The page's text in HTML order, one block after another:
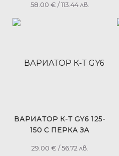
DERBI RAMBLA 250 Ф
58.00 € / 113.44 лв.
ВАРИАТОР К-Т GY6 125-
150 С ПЕРКА ЗА
29.00 € / 56.72 лв.